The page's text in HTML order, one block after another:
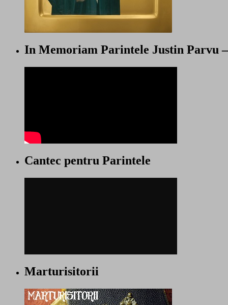
In Memoriam Parintele Justin Parvu
Cantec pentru Parintele
Marturisitorii